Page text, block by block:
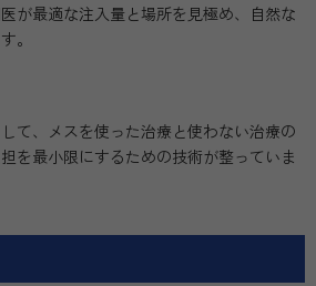
が最適な注入量と場所を見極め、自然な
。
て、メスを使った治療と使わない治療の
を最小限にするための技術が整っていま